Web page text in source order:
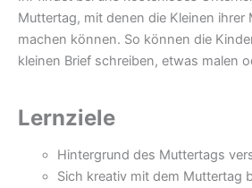
Muttertag, mit denen die Kleinen ihrer
machen können. So können die
kleinen Brief schreiben, etwas malen
Lernziele
Hintergrund des Muttertags
Sich kreativ mit dem Muttertag